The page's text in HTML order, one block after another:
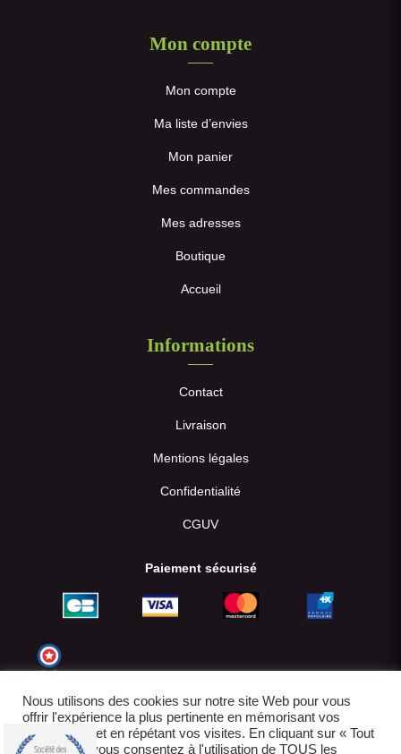
Mon compte
Mon compte
Ma liste d’envies
Mon panier
Mes commandes
Mes adresses
Boutique
Accueil
Informations
Contact
Livraison
Mentions légales
Confidentialité
CGUV
Paiement sécurisé
Nous utilisons des cookies sur notre site Web pour vous
offrir l'expérience la plus pertinente en mémorisant vos
préférences et en répétant vos visites. En cliquant sur « Tout
accepter », vous consentez à l'utilisation de TOUS les